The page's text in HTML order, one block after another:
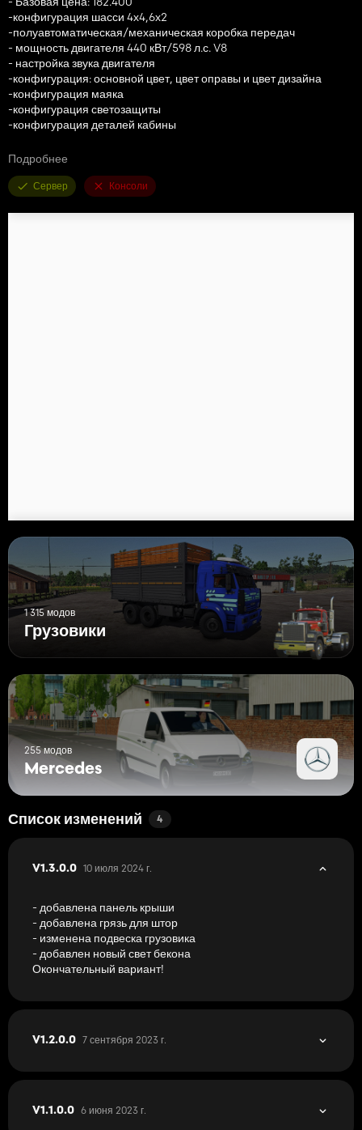
-конфигурация шасси 4х4,6х2
-полуавтоматическая/механическая коробка передач
- мощность двигателя 440 кВт/598 л.с. V8
- настройка звука двигателя
-конфигурация: основной цвет, цвет оправы и цвет дизайна
-конфигурация маяка
-конфигурация светозащиты
-конфигурация деталей кабины
Надеюсь, вам понравится пользоваться модом, это версия v1.0,
устранены в следующем обновлении!
наслаждаться!!!!
Подробнее
Сервер Консоли
1 315 модов
Грузовики
255 модов
Mercedes
Список изменений 4
V1.3.0.0 10 июля 2024 г.
- добавлена ​​панель крыши
- добавлена ​​грязь для штор
- изменена подвеска грузовика
- добавлен новый свет бекона
Окончательный вариант!
V1.2.0.0 7 сентября 2023 г.
V1.1.0.0 6 июня 2023 г.